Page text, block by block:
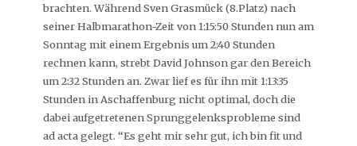
brachten. Während Sven Grasmück (8.Platz) nach
seiner Halbmarathon-Zeit von 1:15:50 Stunden nun am
Sonntag mit einem Ergebnis um 2:40 Stunden
rechnen kann, strebt David Johnson gar den Bereich
um 2:32 Stunden an. Zwar lief es für ihn mit 1:13:35
Stunden in Aschaffenburg nicht optimal, doch die
dabei aufgetretenen Sprunggelenksprobleme sind
ad acta gelegt. “Es geht mir sehr gut, ich bin fit und